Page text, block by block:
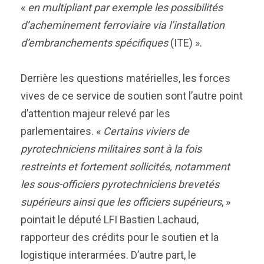
« en multipliant par exemple les possibilités
d’acheminement ferroviaire via l’installation
d’embranchements spécifiques(ITE) ».
Derrière les questions matérielles, les forces
vives de ce service de soutien sont l’autre point
d’attention majeur relevé par les
parlementaires. « Certains viviers de
pyrotechniciens militaires sont à la fois
restreints et fortement sollicités, notamment
les sous-officiers pyrotechniciens brevetés
supérieurs ainsi que les officiers supérieurs, »
pointait le député LFI Bastien Lachaud,
rapporteur des crédits pour le soutien et la
logistique interarmées. D’autre part, le